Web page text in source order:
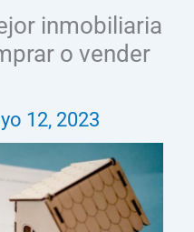
inmobiliaria
o vender
12, 2023